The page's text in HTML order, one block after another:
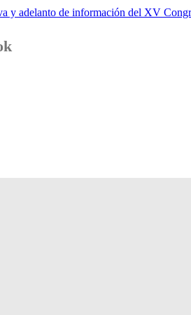
y adelanto de información del XV